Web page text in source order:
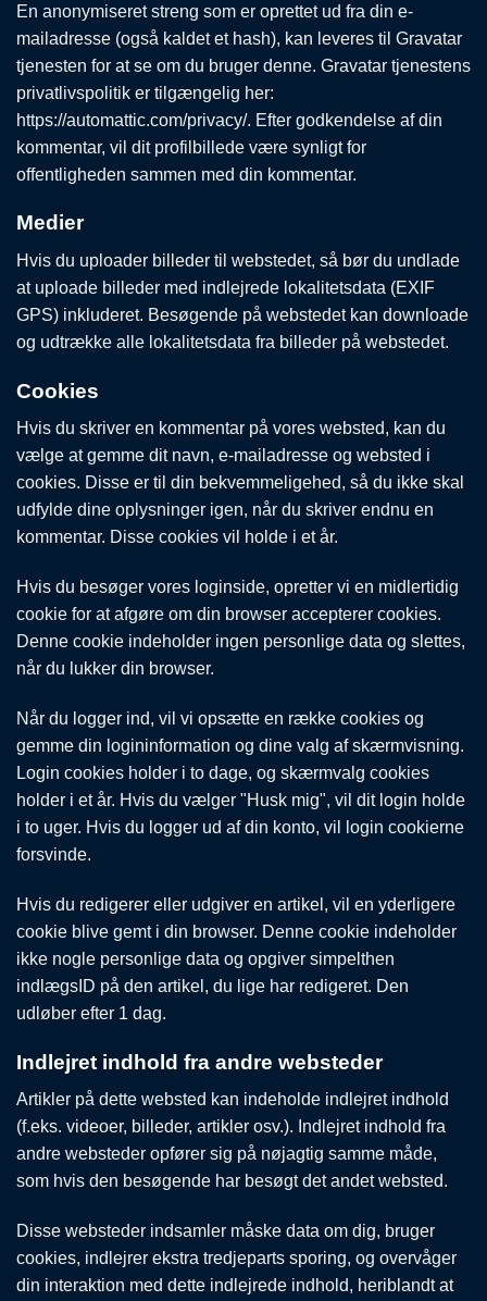
En anonymiseret streng som er oprettet ud fra din e-
mailadresse (også kaldet et hash), kan leveres til Gravatar
tjenesten for at se om du bruger denne. Gravatar tjenestens
privatlivspolitik er tilgængelig her:
https://automattic.com/privacy/. Efter godkendelse af din
kommentar, vil dit profilbillede være synligt for
offentligheden sammen med din kommentar.
Medier
Hvis du uploader billeder til webstedet, så bør du undlade
at uploade billeder med indlejrede lokalitetsdata (EXIF
GPS) inkluderet. Besøgende på webstedet kan downloade
og udtrække alle lokalitetsdata fra billeder på webstedet.
Cookies
Hvis du skriver en kommentar på vores websted, kan du
vælge at gemme dit navn, e-mailadresse og websted i
cookies. Disse er til din bekvemmeligehed, så du ikke skal
udfylde dine oplysninger igen, når du skriver endnu en
kommentar. Disse cookies vil holde i et år.
Hvis du besøger vores loginside, opretter vi en midlertidig
cookie for at afgøre om din browser accepterer cookies.
Denne cookie indeholder ingen personlige data og slettes,
når du lukker din browser.
Når du logger ind, vil vi opsætte en række cookies og
gemme din logininformation og dine valg af skærmvisning.
Login cookies holder i to dage, og skærmvalg cookies
holder i et år. Hvis du vælger "Husk mig", vil dit login holde
i to uger. Hvis du logger ud af din konto, vil login cookierne
forsvinde.
Hvis du redigerer eller udgiver en artikel, vil en yderligere
cookie blive gemt i din browser. Denne cookie indeholder
ikke nogle personlige data og opgiver simpelthen
indlægsID på den artikel, du lige har redigeret. Den
udløber efter 1 dag.
Indlejret indhold fra andre websteder
Artikler på dette websted kan indeholde indlejret indhold
(f.eks. videoer, billeder, artikler osv.). Indlejret indhold fra
andre websteder opfører sig på nøjagtig samme måde,
som hvis den besøgende har besøgt det andet websted.
Disse websteder indsamler måske data om dig, bruger
cookies, indlejrer ekstra tredjeparts sporing, og overvåger
din interaktion med dette indlejrede indhold, heriblandt at